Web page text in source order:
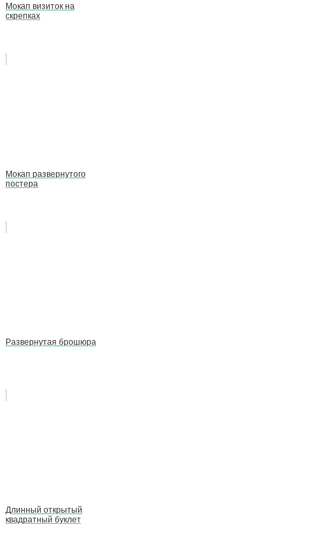
Мокап визиток на
скрепках
Мокап развернутого
постера
Развернутая брошюра
Длинный открытый
квадратный буклет